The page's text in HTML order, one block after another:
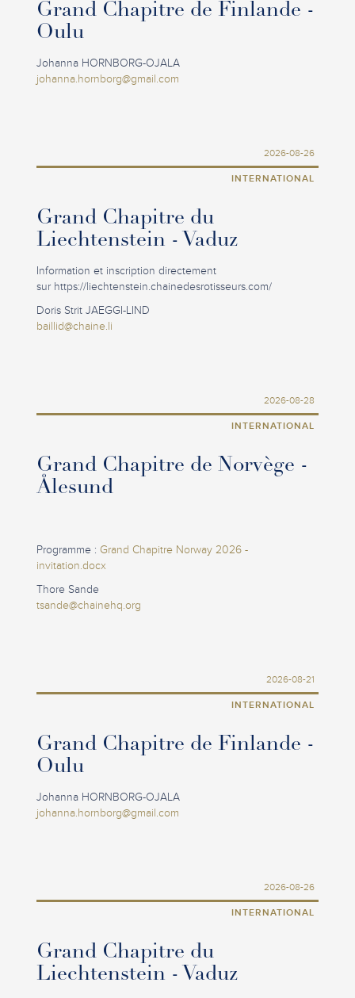
Grand Chapitre de Finlande -
Oulu
Johanna HORNBORG-OJALA
johanna.hornborg@gmail.com
2026-08-26
INTERNATIONAL
Grand Chapitre du
Liechtenstein - Vaduz
Information et inscription directement
sur https://liechtenstein.chainedesrotisseurs.com/
Doris Strit JAEGGI-LIND
baillid@chaine.li
2026-08-28
INTERNATIONAL
Grand Chapitre de Norvège -
Ålesund
Programme :Grand Chapitre Norway 2026 -
invitation.docx
Thore Sande
tsande@chainehq.org
2026-08-21
INTERNATIONAL
Grand Chapitre de Finlande -
Oulu
Johanna HORNBORG-OJALA
johanna.hornborg@gmail.com
2026-08-26
INTERNATIONAL
Grand Chapitre du
Liechtenstein - Vaduz